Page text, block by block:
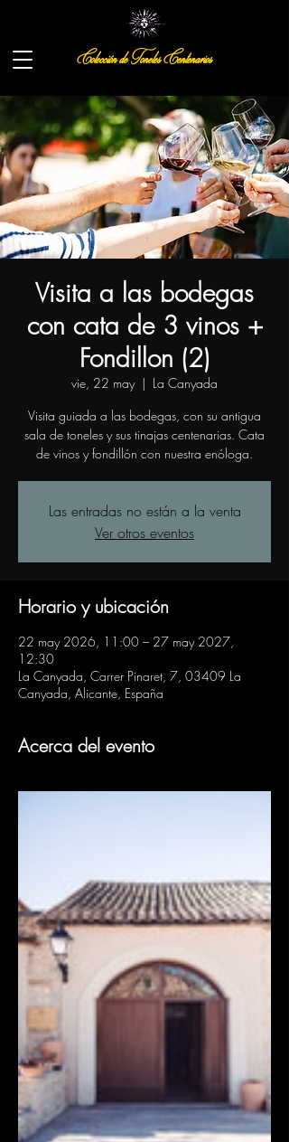
Colección de Toneles Centenarios
Visita a las bodegas
con cata de 3 vinos +
Fondillon (2)
vie, 22 may
  |
La Canyada
Visita guiada a las bodegas, con su antigua
sala de toneles y sus tinajas centenarias. Cata
de vinos y fondillón con nuestra enóloga.
Las entradas no están a la venta
Ver otros eventos
Horario y ubicación
22 may 2026, 11:00 – 27 may 2027,
12:30
La Canyada, Carrer Pinaret, 7, 03409 La
Canyada, Alicante, España
Acerca del evento